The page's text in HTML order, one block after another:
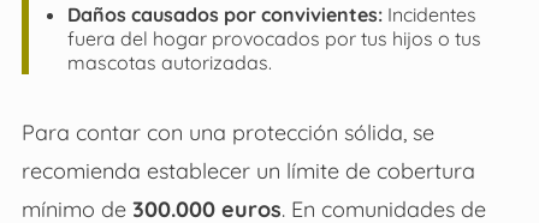
Daños causados por convivientes:Incidentes
fuera del hogar provocados por tus hijos o tus
mascotas autorizadas.
Para contar con una protección sólida, se
recomienda establecer un límite de cobertura
mínimo de 300.000 euros. En comunidades de